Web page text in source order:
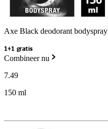
Axe Black deodorant bodyspray
1+1 gratis
Combineer nu
7.49
150 ml